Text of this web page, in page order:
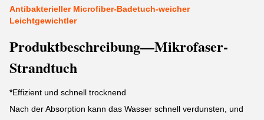
Antibakterieller Microfiber-Badetuch-weicher
Leichtgewichtler
Produktbeschreibung—Mikrofaser-
Strandtuch
*Effizient und schnell trocknend
Nach der Absorption kann das Wasser schnell verdunsten, und